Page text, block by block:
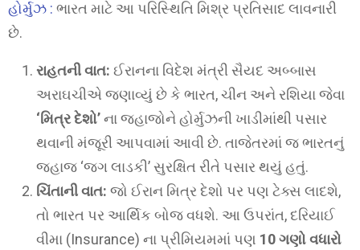
હોર્મુઝ : ભારત માટે આ પરિસ્થિતિ મિશ્ર પ્રતિસાદ લાવનારી
છે.
રાહતની વાત: ઈરાનના વિદેશ મંત્રી સૈયદ અબ્બાસ
અરાઘચીએ જણાવ્યું છે કે ભારત, ચીન અને રશિયા જેવા
‘મિત્ર દેશો’ના જહાજોને હોર્મુઝની ખાડીમાંથી પસાર
થવાની મંજૂરી આપવામાં આવી છે. તાજેતરમાં જ ભારતનું
જહાજ ‘જગ લાડકી’ સુરક્ષિત રીતે પસાર થયું હતું.
ચિંતાની વાત: જો ઈરાન મિત્ર દેશો પર પણ ટેક્સ લાદશે,
તો ભારત પર આર્થિક બોજ વધશે. આ ઉપરાંત, દરિયાઈ
વીમા (Insurance) ના પ્રીમિયમમાં પણ 10 ગણો વધારો